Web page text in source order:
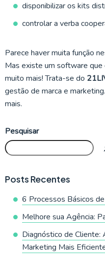
disponibilizar os kits
controlar a verba
Parece haver muita função
Mas existe um software
muito mais! Trata-se do
gestão de marca e
mais.
Pesquisar
Posts Recentes
6 Processos Básicos
Melhore sua Agência:
Diagnóstico de Cliente:
Marketing Mais